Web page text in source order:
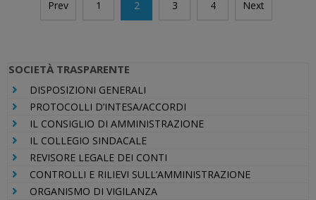
articoli
Prev 1 2 3 4 Next
SOCIETÀ TRASPARENTE
DISPOSIZIONI GENERALI
PROTOCOLLI D’INTESA/ACCORDI
IL CONSIGLIO DI AMMINISTRAZIONE
IL COLLEGIO SINDACALE
REVISORE LEGALE DEI CONTI
CONTROLLI E RILIEVI SULL’AMMINISTRAZIONE
ORGANISMO DI VIGILANZA